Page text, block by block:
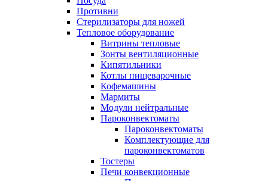
Противни
Стерилизаторы для ножей
Тепловое оборудование
Витрины тепловые
Зонты вентиляционные
Кипятильники
Котлы пищеварочные
Кофемашины
Мармиты
Модули нейтральные
Пароконвектоматы
Пароконвектоматы
Комплектующие для
пароконвектоматов
Тостеры
Печи конвекционные